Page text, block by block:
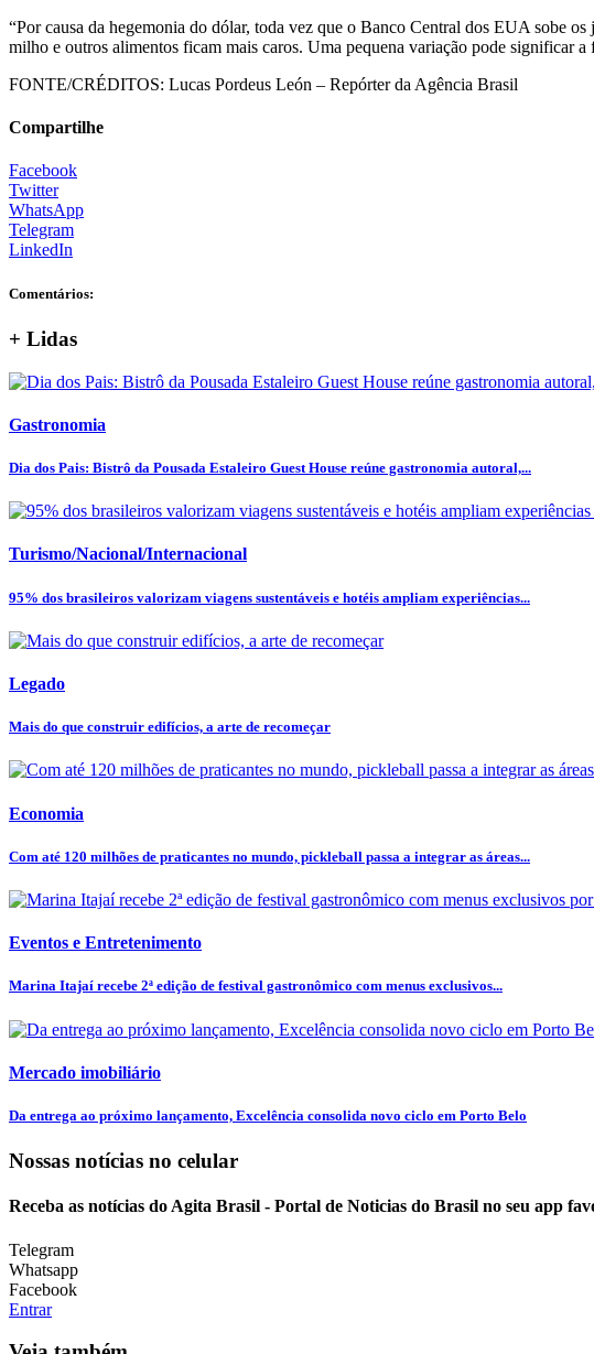
“Por causa da hegemonia do dólar, toda vez que o Banco Central dos EUA sobe
milho e outros alimentos ficam mais caros. Uma pequena variação pode significar
FONTE/CRÉDITOS: Lucas Pordeus León – Repórter da Agência Brasil
Compartilhe
Facebook
Twitter
WhatsApp
Telegram
LinkedIn
Comentários:
+ Lidas
Gastronomia
Dia dos Pais: Bistrô da Pousada Estaleiro Guest House reúne gastronomia autoral,...
Turismo/Nacional/Internacional
95% dos brasileiros valorizam viagens sustentáveis e hotéis ampliam experiências...
Legado
Mais do que construir edifícios, a arte de recomeçar
Economia
Com até 120 milhões de praticantes no mundo, pickleball passa a integrar as áreas...
Eventos e Entretenimento
Marina Itajaí recebe 2ª edição de festival gastronômico com menus exclusivos...
Mercado imobiliário
Da entrega ao próximo lançamento, Excelência consolida novo ciclo em Porto Belo
Nossas notícias no celular
Receba as notícias do Agita Brasil - Portal de Noticias do Brasil no seu app
Telegram
Whatsapp
Facebook
Entrar